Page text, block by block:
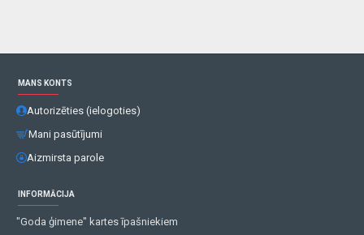
MANS KONTS
Autorizēties (ielogoties)
Mani pasūtījumi
Aizmirsta parole
INFORMĀCIJA
"Goda ģimene" kartes īpašniekiem